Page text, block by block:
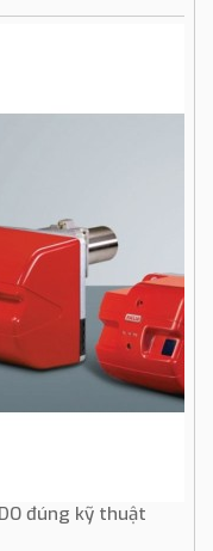
đúng kỹ thuật